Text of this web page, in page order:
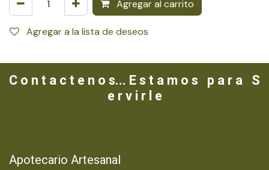
Agregar al carrito
Agregar a la lista de deseos
C o n t a c t e n o s... E s t a m o s p a r a S
e r v i r l e
Apotecario Artesanal